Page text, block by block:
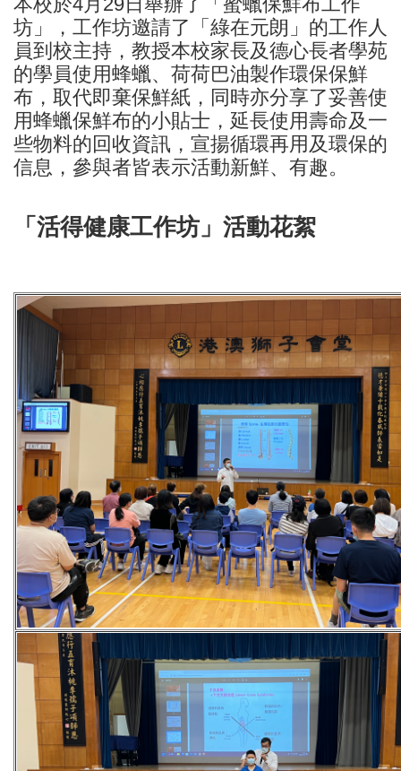
坊」，工作坊邀請了「綠在元朗」的工作人
員到校主持，教授本校家長及德心長者學苑
的學員使用蜂蠟、荷荷巴油製作環保保鮮
布，取代即棄保鮮紙，同時亦分享了妥善使
用蜂蠟保鮮布的小貼士，延長使用壽命及一
些物料的回收資訊，宣揚循環再用及環保的
信息，參與者皆表示活動新鮮、有趣。
「活得健康工作坊」活動花絮